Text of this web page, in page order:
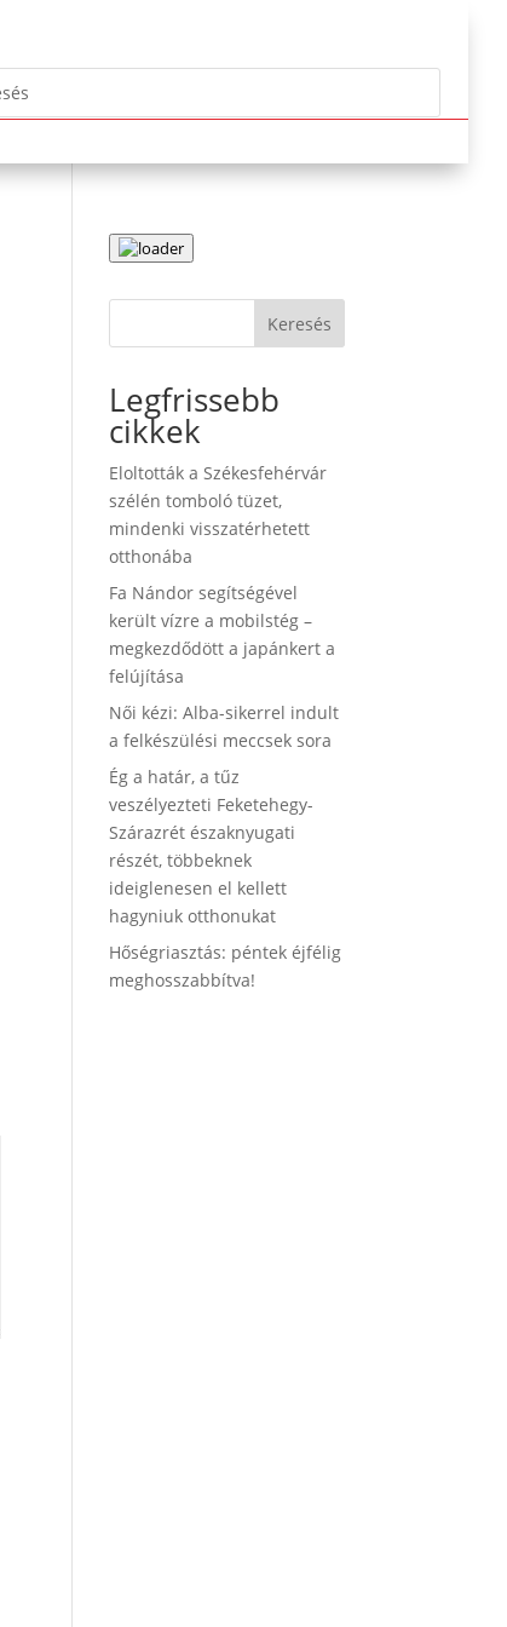
Keresés
Legfrissebb
cikkek
Eloltották a Székesfehérvár
szélén tomboló tüzet,
mindenki visszatérhetett
otthonába
Fa Nándor segítségével
került vízre a mobilstég –
megkezdődött a japánkert a
felújítása
Női kézi: Alba-sikerrel indult
a felkészülési meccsek sora
Ég a határ, a tűz
veszélyezteti Feketehegy-
Szárazrét északnyugati
részét, többeknek
ideiglenesen el kellett
hagyniuk otthonukat
Hőségriasztás: péntek éjfélig
meghosszabbítva!